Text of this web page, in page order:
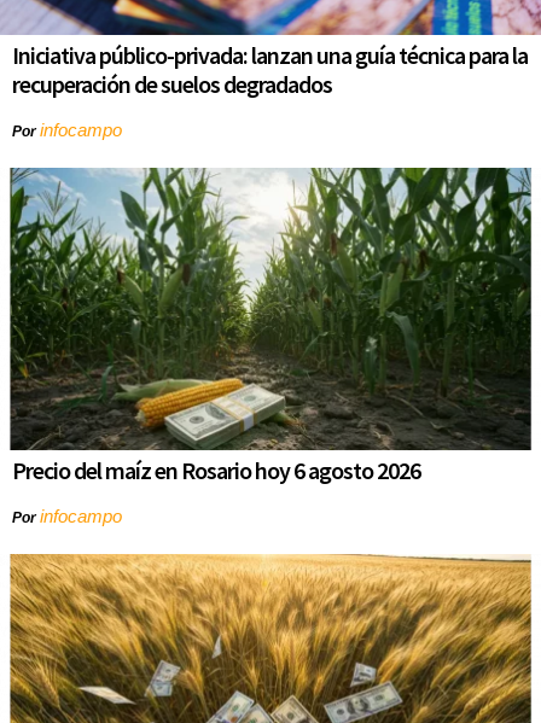
Iniciativa público-privada: lanzan una guía técnica para la
recuperación de suelos degradados
Porinfocampo
Precio del maíz en Rosario hoy 6 agosto 2026
Porinfocampo